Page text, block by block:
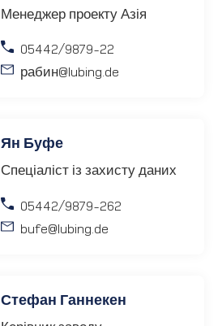
Менеджер проекту Азія
05442/9879-22
рабин@lubing.de
Ян Буфе
Спеціаліст із захисту даних
05442/9879-262
bufe@lubing.de
Стефан Ганнекен